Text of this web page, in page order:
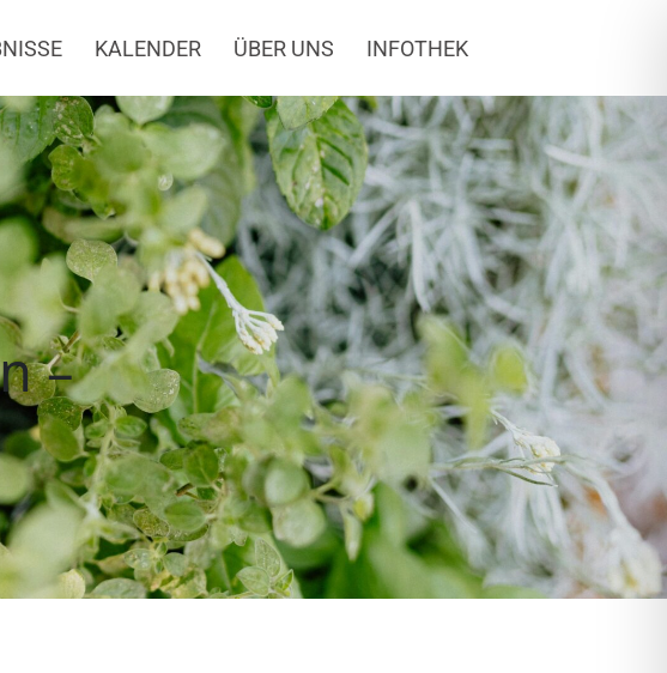
Wanderung
KALENDER ÜBER UNS INFOTHEK
–